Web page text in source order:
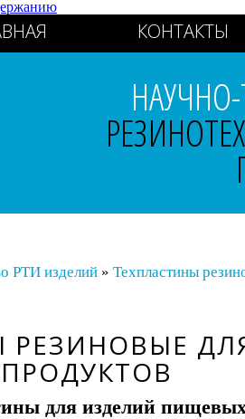
КОНТАКТЫ
РТИ изделий» Техпластины
РЕЗИНОВЫЕ
для изделий